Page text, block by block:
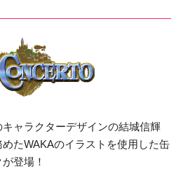
キャラクターデザインの結城信輝
たWAKAのイラストを使用した缶
登場！